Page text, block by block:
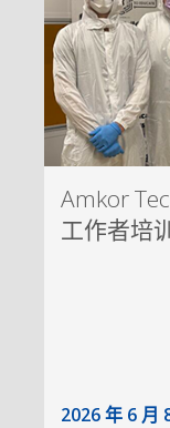
Amkor
工作者培
2026 年 6 月